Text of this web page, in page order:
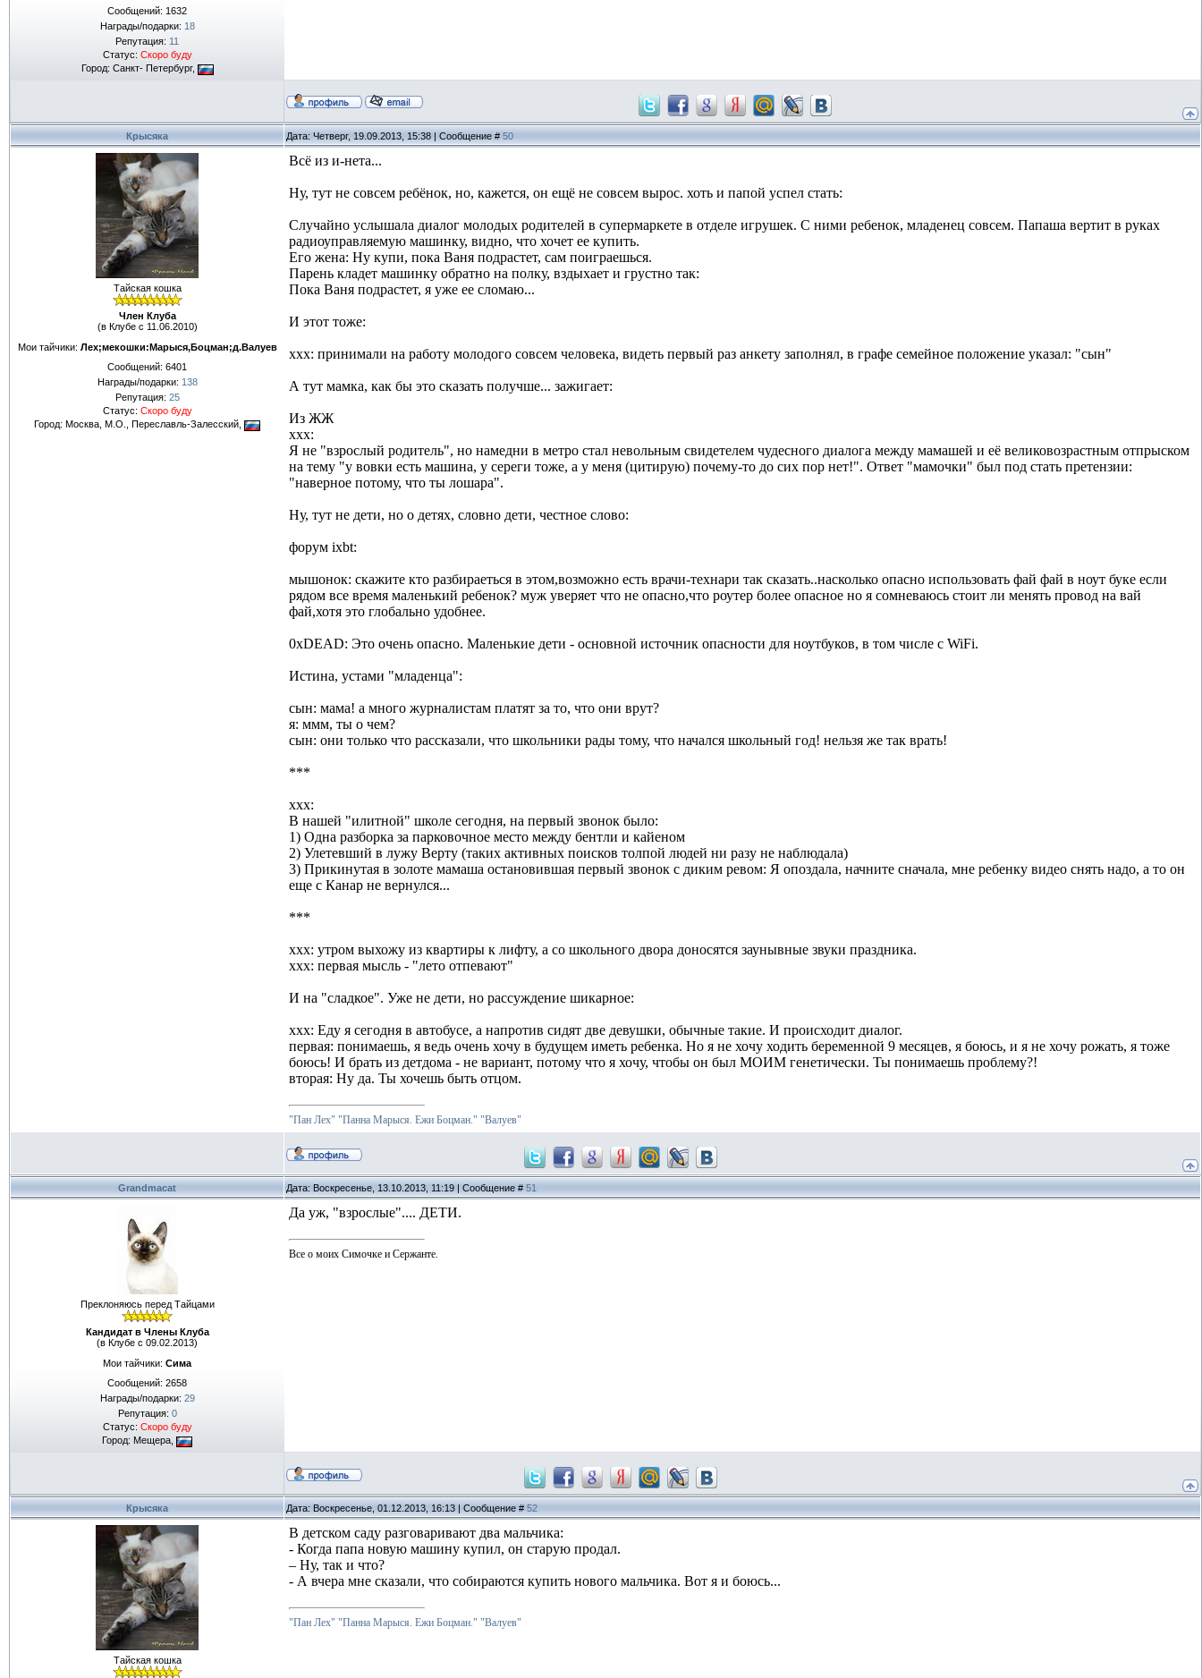
Сообщений: 1632
Награды/подарки: 18
Репутация: 11
Статус: Скоро буду
Город: Санкт- Петербург,
Крысяка Дата: Четверг, 19.09.2013, 15:38 | Сообщение # 50
Тайская кошка
Член Клуба
(в Клубе с 11.06.2010)
Мои тайчики: Лех;мекошки:Марыся,Боцман;д.Валуев
Сообщений: 6401
Награды/подарки: 138
Репутация: 25
Статус: Скоро буду
Город: Москва, М.О., Переславль-Залесский,
Всё из и-нета...
Ну, тут не совсем ребёнок, но, кажется, он ещё не совсем вырос. хоть и папой успел стать:
Случайно услышала диалог молодых родителей в супермаркете в отделе игрушек. С ними ребенок, младенец совсем. Папаша вертит в руках
радиоуправляемую машинку, видно, что хочет ее купить.
Его жена: Ну купи, пока Ваня подрастет, сам поиграешься.
Парень кладет машинку обратно на полку, вздыхает и грустно так:
Пока Ваня подрастет, я уже ее сломаю...
И этот тоже:
ххх: принимали на работу молодого совсем человека, видеть первый раз анкету заполнял, в графе семейное положение указал: "сын"
А тут мамка, как бы это сказать получше... зажигает:
Из ЖЖ
xxx:
Я не "взрослый родитель", но намедни в метро стал невольным свидетелем чудесного диалога между мамашей и её великовозрастным отпрыском
на тему "у вовки есть машина, у сереги тоже, а у меня (цитирую) почему-то до сих пор нет!". Ответ "мамочки" был под стать претензии:
"наверное потому, что ты лошара".
Ну, тут не дети, но о детях, словно дети, честное слово:
форум ixbt:
мышонок: скажите кто разбираеться в этом,возможно есть врачи-технари так сказать..насколько опасно использовать фай фай в ноут буке если
рядом все время маленький ребенок? муж уверяет что не опасно,что роутер более опасное но я сомневаюсь стоит ли менять провод на вай
фай,хотя это глобально удобнее.
0xDEAD: Это очень опасно. Маленькие дети - основной источник опасности для ноутбуков, в том числе с WiFi.
Истина, устами "младенца":
сын: мама! а много журналистам платят за то, что они врут?
я: ммм, ты о чем?
сын: они только что рассказали, что школьники рады тому, что начался школьный год! нельзя же так врать!
***
xxx:
В нашей "илитной" школе сегодня, на первый звонок было:
1) Одна разборка за парковочное место между бентли и кайеном
2) Улетевший в лужу Верту (таких активных поисков толпой людей ни разу не наблюдала)
3) Прикинутая в золоте мамаша остановившая первый звонок с диким ревом: Я опоздала, начните сначала, мне ребенку видео снять надо, а то он
еще с Канар не вернулся...
***
xxx: утром выхожу из квартиры к лифту, а со школьного двора доносятся заунывные звуки праздника.
xxx: первая мысль - "лето отпевают"
И на "сладкое". Уже не дети, но рассуждение шикарное:
xxx: Еду я сегодня в автобусе, а напротив сидят две девушки, обычные такие. И происходит диалог.
первая: понимаешь, я ведь очень хочу в будущем иметь ребенка. Но я не хочу ходить беременной 9 месяцев, я боюсь, и я не хочу рожать, я тоже
боюсь! И брать из детдома - не вариант, потому что я хочу, чтобы он был МОИМ генетически. Ты понимаешь проблему?!
вторая: Ну да. Ты хочешь быть отцом.
"Пан Лех" "Панна Марыся. Ежи Боцман." "Валуев"
Grandmacat Дата: Воскресенье, 13.10.2013, 11:19 | Сообщение # 51
Преклоняюсь перед Тайцами
Кандидат в Члены Клуба
(в Клубе с 09.02.2013)
Мои тайчики: Сима
Сообщений: 2658
Награды/подарки: 29
Репутация: 0
Статус: Скоро буду
Город: Мещера,
Да уж, "взрослые".... ДЕТИ.
Все о моих Симочке и Сержанте.
Крысяка Дата: Воскресенье, 01.12.2013, 16:13 | Сообщение # 52
Тайская кошка
В детском саду разговаривают два мальчика:
- Когда папа новую машину купил, он старую продал.
– Ну, так и что?
- А вчера мне сказали, что собираются купить нового мальчика. Вот я и боюсь...
"Пан Лех" "Панна Марыся. Ежи Боцман." "Валуев"